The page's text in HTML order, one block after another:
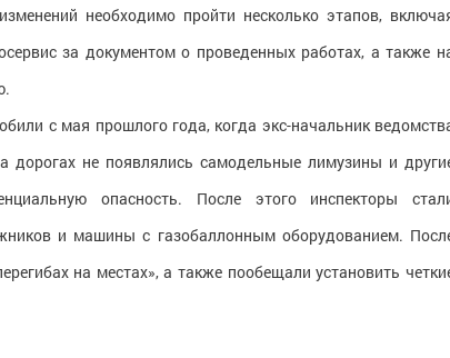
необходимо пройти несколько этапов,
за документом о проведенных работах, а также
с мая прошлого года, когда экс-начальник
дорогах не появлялись самодельные лимузины и
опасность. После этого инспекторы
и машины с газобаллонным оборудованием.
на местах», а также пообещали установить